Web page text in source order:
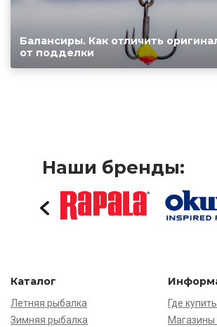
Балансиры. Как отличить
от подделки
Наши бренды:
Каталог
Летняя рыбалка
Зимняя рыбалка
Где купить
Магазины